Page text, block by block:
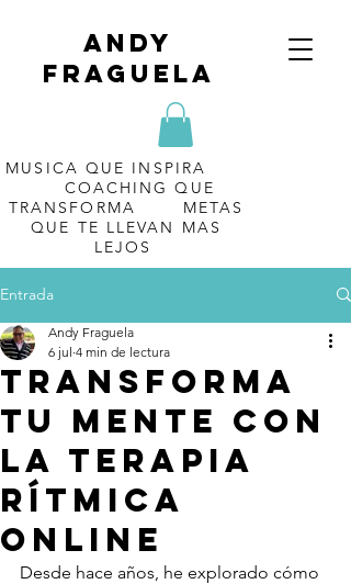
Andy
Fraguela
MUSICA QUE INSPIRA
COACHING QUE
TRANSFORMA METAS
QUE TE LLEVAN MAS
LEJOS
Entrada
Transforma
tu mente con
la terapia
rítmica
online
Andy Fraguela
6 jul 4 min de lectura
Desde hace años, he explorado cómo